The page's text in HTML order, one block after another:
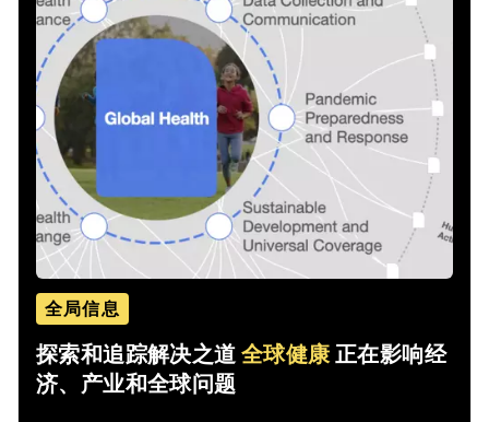
全局信息
探索和追踪解决之道全球健康正在影响经
济、产业和全球问题